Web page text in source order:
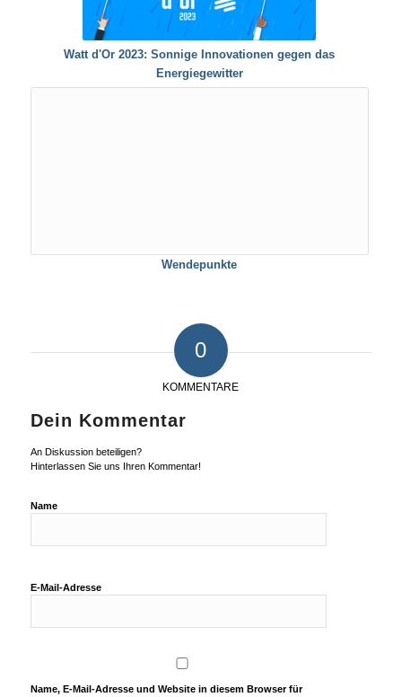
Watt d'Or 2023: Sonnige Innovationen gegen das
Energiegewitter
Wendepunkte
0
KOMMENTARE
Dein Kommentar
An Diskussion beteiligen?
Hinterlassen Sie uns Ihren Kommentar!
Name
E-Mail-Adresse
Name, E-Mail-Adresse und Website in diesem Browser für